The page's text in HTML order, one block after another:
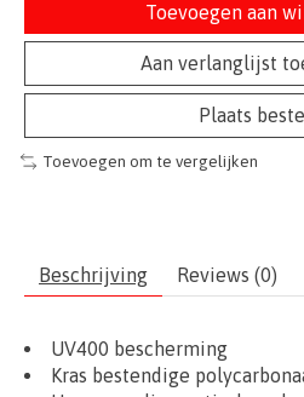
Toevoegen aan
Aan verlanglijst
Plaats
Toevoegen om te vergelijken
Beschrijving Reviews (0)
UV400 bescherming
Kras bestendige